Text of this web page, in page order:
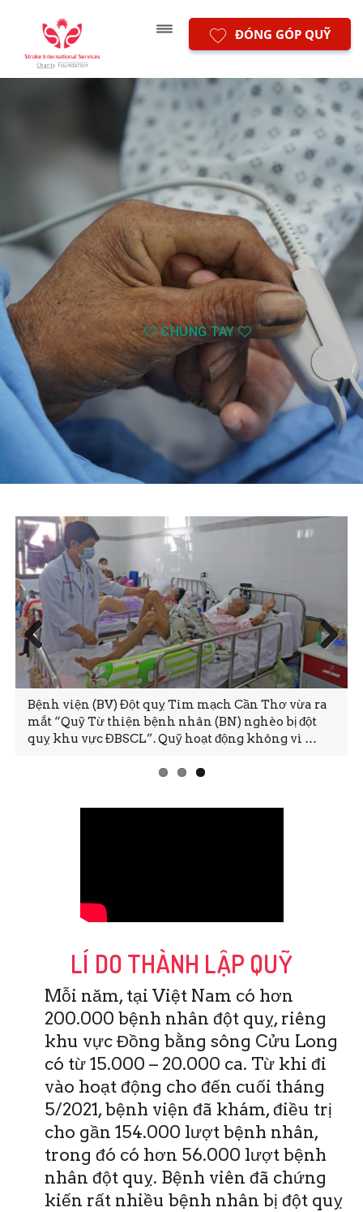
ĐÓNG GÓP QUỸ
CHUNG TAY
Bệnh viện (BV) Đột quỵ Tim mạch Cần Thơ vừa ra
mắt “Quỹ Từ thiện bệnh nhân (BN) nghèo bị đột
quỵ khu vực ĐBSCL”. Quỹ hoạt động không vì …
Prev
ious
Next
LÍ DO THÀNH LẬP QUỸ
Mỗi năm, tại Việt Nam có hơn
200.000 bệnh nhân đột quỵ, riêng
khu vực Đồng bằng sông Cửu Long
có từ 15.000 – 20.000 ca. Từ khi đi
vào hoạt động cho đến cuối tháng
5/2021, bệnh viện đã khám, điều trị
cho gần 154.000 lượt bệnh nhân,
trong đó có hơn 56.000 lượt bệnh
nhân đột quỵ. Bệnh viên đã chứng
kiến rất nhiều bệnh nhân bị đột quỵ